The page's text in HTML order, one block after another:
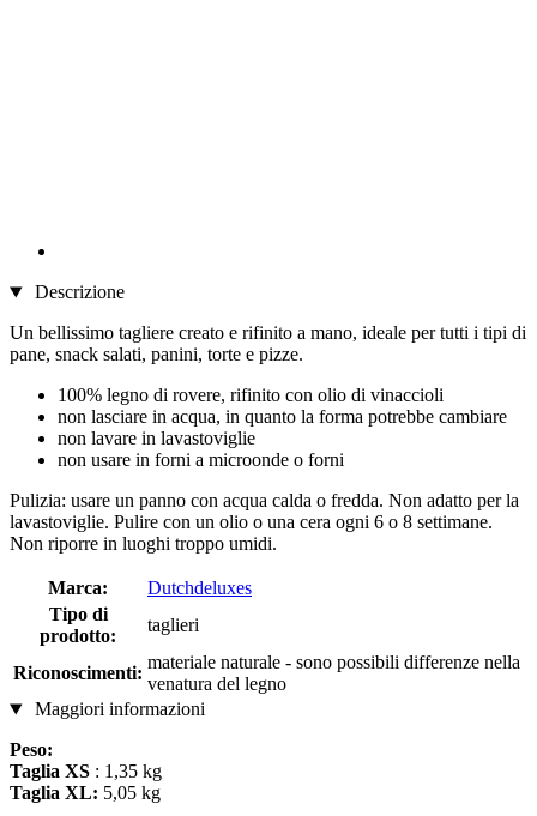
Descrizione
Un bellissimo tagliere creato e rifinito a mano, ideale per tutti i tipi di
pane, snack salati, panini, torte e pizze.
100% legno di rovere, rifinito con olio di vinaccioli
non lasciare in acqua, in quanto la forma potrebbe cambiare
non lavare in lavastoviglie
non usare in forni a microonde o forni
Pulizia: usare un panno con acqua calda o fredda. Non adatto per la
lavastoviglie. Pulire con un olio o una cera ogni 6 o 8 settimane.
Non riporre in luoghi troppo umidi.
Marca:
Dutchdeluxes
Tipo di
prodotto:
taglieri
Riconoscimenti:
materiale naturale - sono possibili differenze nella
venatura del legno
Maggiori informazioni
Peso:
Taglia XS : 1,35 kg
Taglia XL: 5,05 kg